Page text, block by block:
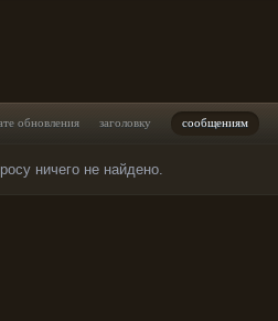
обновления заголовку сообщениям
ничего не найдено.